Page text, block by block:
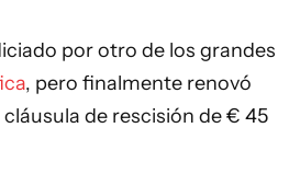
por otro de los grandes
, pero finalmente renovó
de rescisión de € 45